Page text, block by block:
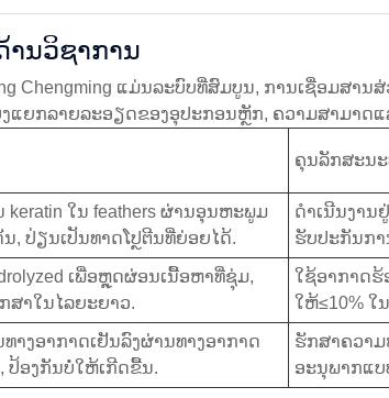
ນວິຊາການ
Chengming ແມ່ນລະບົບທີ່ສົມບູນ, ການເຊື່ອມສາ
ແຍກລາຍລະອຽດຂອງອຸປະກອນຫຼັກ, ຄວາມສາມາດ
ຄຸນລັກສະນ
keratin ໃນ feathers ຜ່ານອຸນຫະພູມ
, ປ່ຽນເປັນທາດໂປຼຕີນທີ່ຍ່ອຍໄດ້.
ດໍາເນີນງານ
ຮັບປະກັນກາ
ເພື່ອຫຼຸດຜ່ອນເນື້ອຫາທີ່ຊຸ່ມ,
ສາໃນໄລຍະຍາວ.
ໃຊ້ອາກາດ
ໃຫ້≤10% ໃ
າງອາກາດເຢັນລົງຜ່ານທາງອາກາດ
ປ້ອງກັນບໍ່ໃຫ້ເກີດຂື້ນ.
ຮັກສາຄວາ
ອະນຸພາກແບ